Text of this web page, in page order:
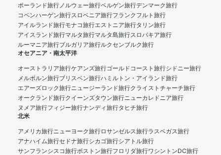
ポーランド旅行ノルウェー旅行ベルゲン旅行デンマーク旅行
コペンハーゲン旅行スロベニア旅行フランクフルト旅行
アイルランド旅行モナコ旅行エストニア旅行タリン旅行
アイスランド旅行マルタ旅行マルタ島旅行スロバキア旅行
ルーマニア旅行ブルガリア旅行ルクセンブルク旅行
オセアニア・南太平洋
オーストラリア旅行ケアンズ旅行ゴールドコースト旅行シドニー旅行
メルボルン旅行ブリスベン旅行ハミルトン・アイランド旅行
エアーズロック旅行ニュージーランド旅行クライストチャーチ旅行
オークランド旅行クイーンズタウン旅行ニューカレドニア旅行
ヌメア旅行フィジー旅行ナンディ旅行タヒチ旅行
北米
アメリカ旅行ニューヨーク旅行ロサンゼルス旅行ラスベガス旅行
アナハイム旅行セドナ旅行シカゴ旅行シアトル旅行
サンフランシスコ旅行ボストン旅行フロリダ旅行ワシントンDC旅行